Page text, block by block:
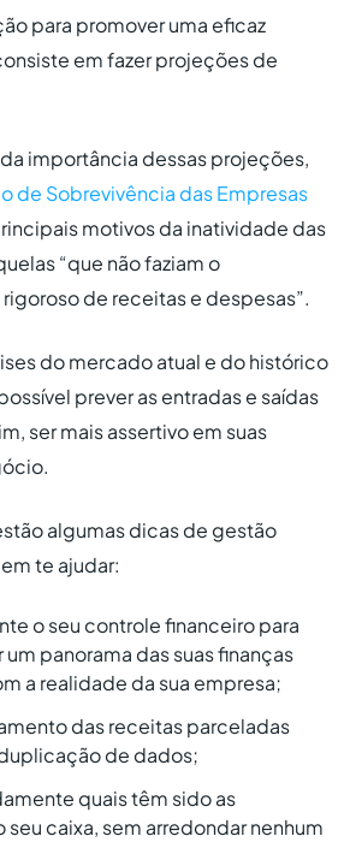
para promover uma eficaz
em fazer projeções de
importância dessas projeções,
de Sobrevivência das Empresas
motivos da inatividade das
“que não faziam o
de receitas e despesas”.
do mercado atual e do histórico
prever as entradas e saídas
ser mais assertivo em suas
algumas dicas de gestão
te ajudar:
o seu controle financeiro para
panorama das suas finanças
a realidade da sua empresa;
das receitas parceladas
de dados;
quais têm sido as
caixa, sem arredondar nenhum